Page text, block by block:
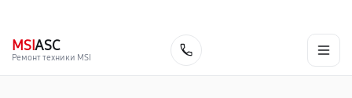
MSIASC
Ремонт техники MSI